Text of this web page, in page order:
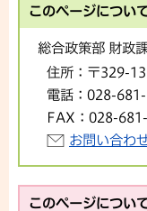
このページについ
総合政策部 財政
住所： 〒329-
電話： 028-
FAX： 028-
お問い合わ
このページについ